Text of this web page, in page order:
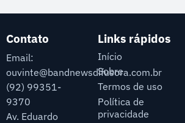
Contato
Email:
ouvinte@bandnewsdifusora.com.br
(92) 99351-
9370
Av. Eduardo
Links rápidos
Início
Sobre
Termos de uso
Política de
privacidade